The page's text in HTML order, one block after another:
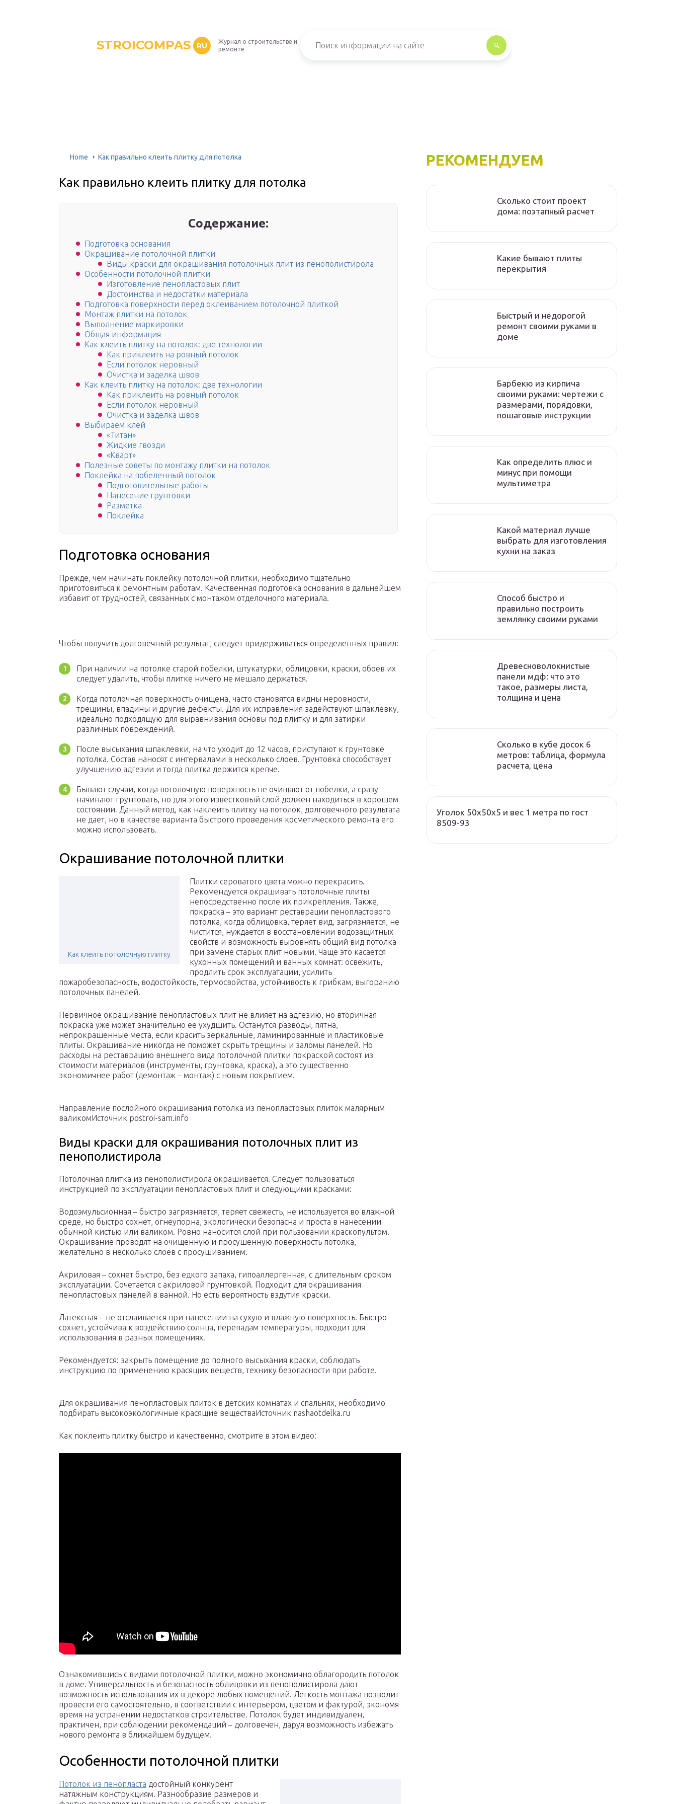
STROICOMPAS RU
Журнал о строительстве и
ремонте
Home Как правильно клеить плитку для потолка
Как правильно клеить плитку для потолка
Содержание:
Подготовка основания
Окрашивание потолочной плитки
Виды краски для окрашивания потолочных плит из пенополистирола
Особенности потолочной плитки
Изготовление пенопластовых плит
Достоинства и недостатки материала
Подготовка поверхности перед оклеиванием потолочной плиткой
Монтаж плитки на потолок
Выполнение маркировки
Общая информация
Как клеить плитку на потолок: две технологии
Как приклеить на ровный потолок
Если потолок неровный
Очистка и заделка швов
Как клеить плитку на потолок: две технологии
Как приклеить на ровный потолок
Если потолок неровный
Очистка и заделка швов
Выбираем клей
«Титан»
Жидкие гвозди
«Кварт»
Полезные советы по монтажу плитки на потолок
Поклейка на побеленный потолок
Подготовительные работы
Нанесение грунтовки
Разметка
Поклейка
Подготовка основания
Прежде, чем начинать поклейку потолочной плитки, необходимо тщательно
приготовиться к ремонтным работам. Качественная подготовка основания в дальнейшем
избавит от трудностей, связанных с монтажом отделочного материала.
Чтобы получить долговечный результат, следует придерживаться определенных правил:
При наличии на потолке старой побелки, штукатурки, облицовки, краски, обоев их
следует удалить, чтобы плитке ничего не мешало держаться.
Когда потолочная поверхность очищена, часто становятся видны неровности,
трещины, впадины и другие дефекты. Для их исправления задействуют шпаклевку,
идеально подходящую для выравнивания основы под плитку и для затирки
различных повреждений.
После высыхания шпаклевки, на что уходит до 12 часов, приступают к грунтовке
потолка. Состав наносят с интервалами в несколько слоев. Грунтовка способствует
улучшению адгезии и тогда плитка держится крепче.
Бывают случаи, когда потолочную поверхность не очищают от побелки, а сразу
начинают грунтовать, но для этого известковый слой должен находиться в хорошем
состоянии. Данный метод, как наклеить плитку на потолок, долговечного результата
не дает, но в качестве варианта быстрого проведения косметического ремонта его
можно использовать.
Окрашивание потолочной плитки
Как клеить потолочную плитку
Плитки сероватого цвета можно перекрасить.
Рекомендуется окрашивать потолочные плиты
непосредственно после их прикрепления. Также,
покраска – это вариант реставрации пенопластового
потолка, когда облицовка, теряет вид, загрязняется, не
чистится, нуждается в восстановлении водозащитных
свойств и возможность выровнять общий вид потолка
при замене старых плит новыми. Чаще это касается
кухонных помещений и ванных комнат: освежить,
продлить срок эксплуатации, усилить
пожаробезопасность, водостойкость, термосвойства, устойчивость к грибкам, выгоранию
потолочных панелей.
Первичное окрашивание пенопластовых плит не влияет на адгезию, но вторичная
покраска уже может значительно ее ухудшить. Останутся разводы, пятна,
непрокрашенные места, если красить зеркальные, ламинированные и пластиковые
плиты. Окрашивание никогда не поможет скрыть трещины и заломы панелей. Но
расходы на реставрацию внешнего вида потолочной плитки покраской состоят из
стоимости материалов (инструменты, грунтовка, краска), а это существенно
экономичнее работ (демонтаж – монтаж) с новым покрытием.
Направление послойного окрашивания потолка из пенопластовых плиток малярным
валикомИсточник postroi-sam.info
Виды краски для окрашивания потолочных плит из
пенополистирола
Потолочная плитка из пенополистирола окрашивается. Следует пользоваться
инструкцией по эксплуатации пенопластовых плит и следующими красками:
Водоэмульсионная – быстро загрязняется, теряет свежесть, не используется во влажной
среде, но быстро сохнет, огнеупорна, экологически безопасна и проста в нанесении
обычной кистью или валиком. Ровно наносится слой при пользовании краскопультом.
Окрашивание проводят на очищенную и просушенную поверхность потолка,
желательно в несколько слоев с просушиванием.
Акриловая – сохнет быстро, без едкого запаха, гипоаллергенная, с длительным сроком
эксплуатации. Сочетается с акриловой грунтовкой. Подходит для окрашивания
пенопластовых панелей в ванной. Но есть вероятность вздутия краски.
Латексная – не отслаивается при нанесении на сухую и влажную поверхность. Быстро
сохнет, устойчива к воздействию солнца, перепадам температуры, подходит для
использования в разных помещениях.
Рекомендуется: закрыть помещение до полного высыхания краски, соблюдать
инструкцию по применению красящих веществ, технику безопасности при работе.
Для окрашивания пенопластовых плиток в детских комнатах и спальнях, необходимо
подбирать высокоэкологичные красящие веществаИсточник nashaotdelka.ru
Как поклеить плитку быстро и качественно, смотрите в этом видео:
Ознакомившись с видами потолочной плитки, можно экономично облагородить потолок
в доме. Универсальность и безопасность облицовки из пенополистирола дают
возможность использования их в декоре любых помещений. Легкость монтажа позволит
провести его самостоятельно, в соответствии с интерьером, цветом и фактурой, экономя
время на устранении недостатков строительстве. Потолок будет индивидуален,
практичен, при соблюдении рекомендаций – долговечен, даруя возможность избежать
нового ремонта в ближайшем будущем.
Особенности потолочной плитки
Потолок из пенопласта достойный конкурент
натяжным конструкциям. Разнообразие размеров и
РЕКОМЕНДУЕМ
Сколько стоит проект
дома: поэтапный расчет
Какие бывают плиты
перекрытия
Быстрый и недорогой
ремонт своими руками в
доме
Барбекю из кирпича
своими руками: чертежи с
размерами, порядовки,
пошаговые инструкции
Как определить плюс и
минус при помощи
мультиметра
Какой материал лучше
выбрать для изготовления
кухни на заказ
Способ быстро и
правильно построить
землянку своими руками
Древесноволокнистые
панели мдф: что это
такое, размеры листа,
толщина и цена
Сколько в кубе досок 6
метров: таблица, формула
расчета, цена
Уголок 50х50х5 и вес 1 метра по гост
8509-93